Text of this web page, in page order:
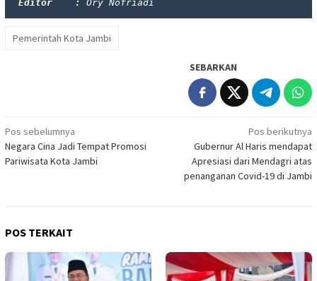
Editor    : Ory Nofriadi
Pemerintah Kota Jambi
SEBARKAN
Navigasi
pos
Pos sebelumnya
Negara Cina Jadi Tempat Promosi
Pariwisata Kota Jambi
Pos berikutnya
Gubernur Al Haris mendapat
Apresiasi dari Mendagri atas
penanganan Covid-19 di Jambi
POS TERKAIT